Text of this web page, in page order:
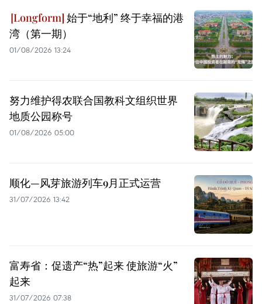
始于“地利” 终于幸福的港
湾（第一期）
01/08/2026 13:24
努力维护得农联合国教科文组织世界
地质公园称号
01/08/2026 05:00
顺化—风芽旅游列车9月正式运营
31/07/2026 13:42
富寿省：促遗产“热”起来 使旅游“火”
起来
31/07/2026 07:38